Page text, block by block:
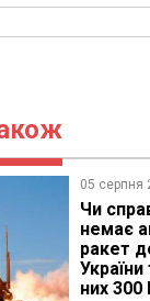
05 серпня
Чи
немає
ракет
них 300